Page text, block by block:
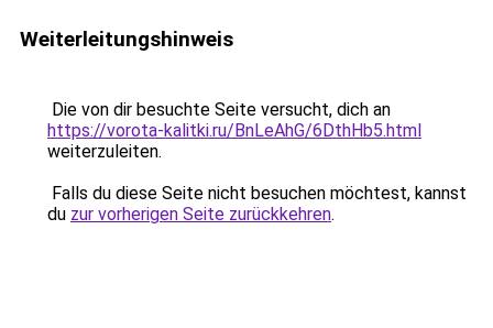
Weiterleitungshinweis
Die von dir besuchte Seite versucht, dich an
https://vorota-kalitki.ru/BnLeAhG/6DthHb5.html
weiterzuleiten.
Falls du diese Seite nicht besuchen möchtest, kannst
du zur vorherigen Seite zurückkehren.